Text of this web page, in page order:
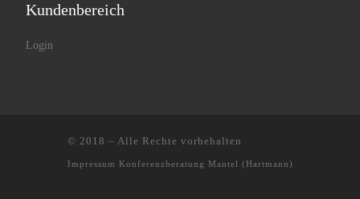
Kundenbereich
Login
© 2018 – Alle Rechte vorbehalten
Impressum Konferenzberatung Mantel (Hartmann)